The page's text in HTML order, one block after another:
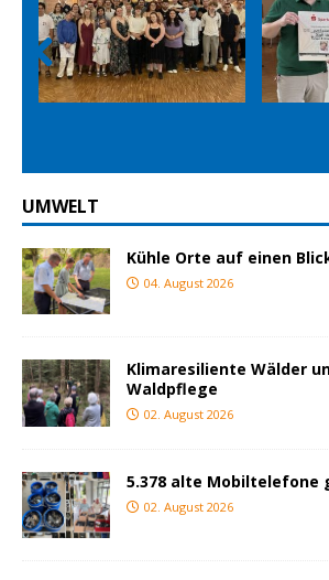
Prev
ious
UMWELT
Kühle Orte auf einen
04. August 2026
Klimaresiliente Wälder
Waldpflege
02. August 2026
5.378 alte Mobiltelefone
02. August 2026